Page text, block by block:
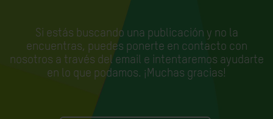
Si estás buscando una publicación y no la
encuentras, puedes ponerte en contacto con
nosotros a través del email e intentaremos ayudarte
en lo que podamos. ¡Muchas gracias!